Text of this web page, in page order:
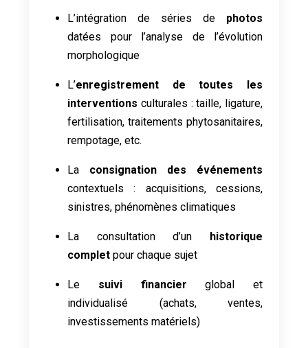
L’intégration de séries de photos
datées pour l’analyse de l’évolution
morphologique
L’enregistrement de toutes les
interventions culturales : taille, ligature,
fertilisation, traitements phytosanitaires,
rempotage, etc.
La consignation des événements
contextuels : acquisitions, cessions,
sinistres, phénomènes climatiques
La consultation d’un historique
complet pour chaque sujet
Le suivi financier global et
individualisé (achats, ventes,
investissements matériels)